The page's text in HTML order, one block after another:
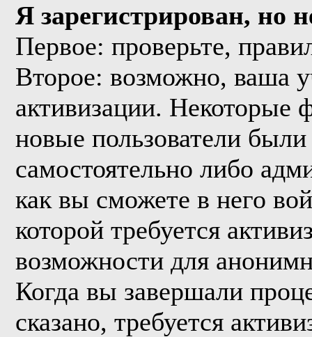
Я зарегистрирован, но
Первое: проверьте,
Второе: возможно, ваша
активизации. Некоторые
новые пользователи
самостоятельно либо
как вы сможете в него
которой требуется
возможности для
Когда вы завершали
сказано, требуется